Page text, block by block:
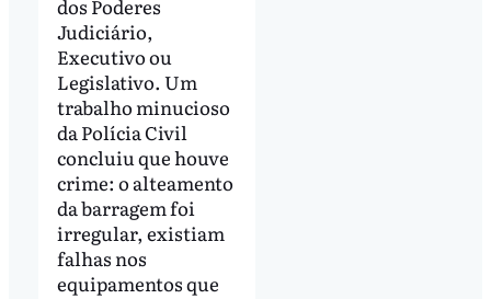
dos Poderes
Judiciário,
Executivo ou
Legislativo. Um
trabalho minucioso
da Polícia Civil
concluiu que houve
crime: o alteamento
da barragem foi
irregular, existiam
falhas nos
equipamentos que